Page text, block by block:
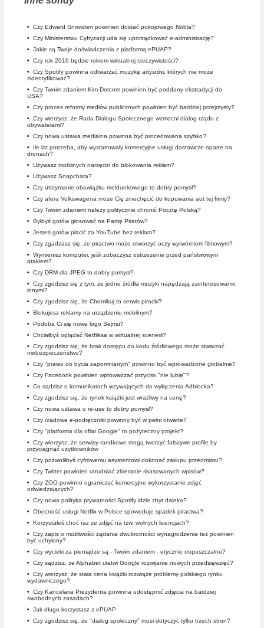
• Czy Edward Snowden powinien dostać pokojowego Nobla?
• Czy Ministerstwu Cyfryzacji uda się uporządkować e-administrację?
• Jakie są Twoje doświadczenia z platformą ePUAP?
• Czy rok 2016 będzie rokiem wirtualnej rzeczywistości?
• Czy Spotify powinna odtwarzać muzykę artystów, których nie może
zidentyfikować?
• Czy Twoim zdaniem Kim Dotcom powinien być poddany ekstradycji do
USA?
• Czy proces reformy mediów publicznych powinien być bardziej przejrzysty?
• Czy wierzysz, że Rada Dialogu Społecznego wzmocni dialog rządu z
obywatelami?
• Czy nowa ustawa medialna powinna być procedowana szybko?
• Ile lat potrzeba, aby wystartowały komercyjne usługi dostawcze oparte na
dronach?
• Używasz mobilnych narzędzi do blokowania reklam?
• Używasz Snapchata?
• Czy utrzymanie obowiązku meldunkowego to dobry pomysł?
• Czy afera Volkswagena może Cię zniechęcić do kupowania aut tej firmy?
• Czy Twoim zdaniem należy politycznie chronić Pocztę Polską?
• Byłbyś gotów głosować na Partię Piratów?
• Jesteś gotów płacić za YouTube bez reklam?
• Czy zgadzasz się, że piractwo może otworzyć oczy wytwórniom filmowym?
• Wymienisz komputer, jeśli zobaczysz ostrzeżenie przed państwowym
atakiem?
• Czy DRM dla JPEG to dobry pomysł?
• Czy zgodzisz się z tym, że jedne źródła muzyki napędzają zainteresowanie
innymi?
• Czy zgodzisz się, że Chomikuj to serwis piracki?
• Blokujesz reklamy na urządzeniu mobilnym?
• Podoba Ci się nowe logo Sejmu?
• Chciałbyś oglądać Netfliksa w wirtualnej scenerii?
• Czy zgodzisz się, że brak dostępu do kodu źródłowego może stwarzać
niebezpieczeństwo?
• Czy "prawo do bycia zapomnianym" powinno być wprowadzone globalnie?
• Czy Facebook powinien wprowadzać przycisk "nie lubię"?
• Co sądzisz o komunikatach wzywających do wyłączenia Adblocka?
• Czy zgodzisz się, że rynek książki jest wrażliwy na cenę?
• Czy nowa ustawa o re-use to dobry pomysł?
• Czy rządowe e-podręczniki powinny być w pełni otwarte?
• Czy "platforma dla ofiar Google" to pożyteczny projekt?
• Czy wierzysz, że serwisy randkowe mogą tworzyć fałszywe profile by
przyciągnąć użytkowników
• Czy pozwoliłbyś cyfrowemu asystentowi dokonać zakupu przedmiotu?
• Czy Twitter powinien utrudniać zbieranie skasowanych wpisów?
• Czy ZOO powinno ograniczać komercyjne wykorzystanie zdjęć
odwiedzających?
• Czy nowa polityka prywatności Spotify idzie zbyt daleko?
• Obecność usługi Netflix w Polsce spowoduje spadek piractwa?
• Korzystałeś choć raz ze zdjęć na tzw. wolnych licencjach?
• Czy zapis o możliwości żądania dwukrotności wynagrodzenia też powinien
być uchylony?
• Czy wycieki za pieniądze są - Twoim zdaniem - etycznie dopuszczalne?
• Czy sądzisz, że Alphabet ułatwi Google rozwijanie nowych przedsięwzięć?
• Czy wierzysz, że stała cena książki rozwiąże problemy polskiego rynku
wydawniczego?
• Czy Kancelaria Prezydenta powinna udostępnić zdjęcia na bardziej
swobodnych zasadach?
• Jak długo korzystasz z ePUAP
• Czy zgodzisz się, że "dialog społeczny" musi dotyczyć tylko trzech stron?